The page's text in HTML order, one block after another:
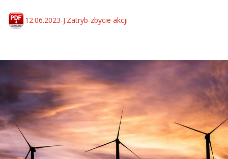
12.06.2023-J.Zatryb-zbycie akcji